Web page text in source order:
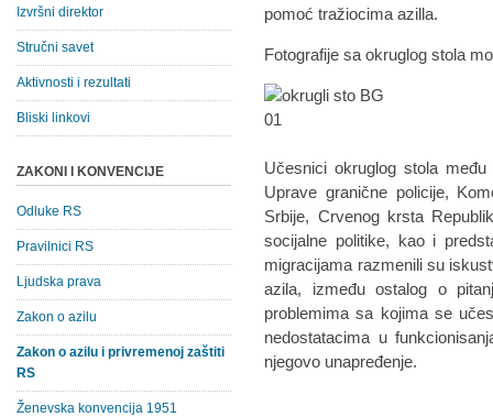
pomoć tražiocima azilla.
Fotografije sa okruglog stola
Učesnici okruglog stola
Uprave granične policije,
Srbije, Crvenog krsta
socijalne politike, kao i
migracijama razmenili su
azila, između ostalog o
problemima sa kojima se
nedostatacima u
njegovo unapređenje.
Izvršni direktor
Stručni savet
Aktivnosti i rezultati
Bliski linkovi
ZAKONI I KONVENCIJE
Odluke RS
Pravilnici RS
Ljudska prava
Zakon o azilu
Zakon o azilu i privremenoj zaštiti
RS
Ženevska konvencija 1951